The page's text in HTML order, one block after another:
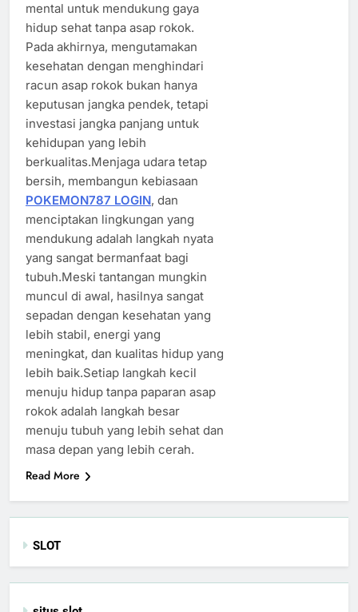
mental untuk mendukung gaya
hidup sehat tanpa asap rokok.
Pada akhirnya, mengutamakan
kesehatan dengan menghindari
racun asap rokok bukan hanya
keputusan jangka pendek, tetapi
investasi jangka panjang untuk
kehidupan yang lebih
berkualitas.Menjaga udara tetap
bersih, membangun kebiasaan
POKEMON787 LOGIN, dan
menciptakan lingkungan yang
mendukung adalah langkah nyata
yang sangat bermanfaat bagi
tubuh.Meski tantangan mungkin
muncul di awal, hasilnya sangat
sepadan dengan kesehatan yang
lebih stabil, energi yang
meningkat, dan kualitas hidup yang
lebih baik.Setiap langkah kecil
menuju hidup tanpa paparan asap
rokok adalah langkah besar
menuju tubuh yang lebih sehat dan
masa depan yang lebih cerah.
Read More
SLOT